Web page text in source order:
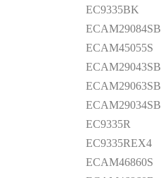
EC9335BK
ECAM29084SB
ECAM45055S
ECAM29043SB
ECAM29063SB
ECAM29034SB
EC9335R
EC9335REX4
ECAM46860S